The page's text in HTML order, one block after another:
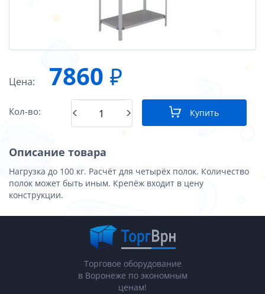
Цена: 7860 ₽
Кол-во: Купить
Описание товара
Нагрузка до 100 кг. Расчёт для четырёх полок. Количество
полок может быть иным. Крепёж входит в цену
конструкции.
Торговое оборудование
в Воронеже по экономным
ценам!